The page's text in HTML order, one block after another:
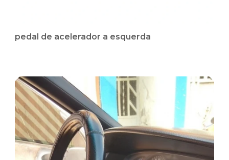
pedal de acelerador a esquerda